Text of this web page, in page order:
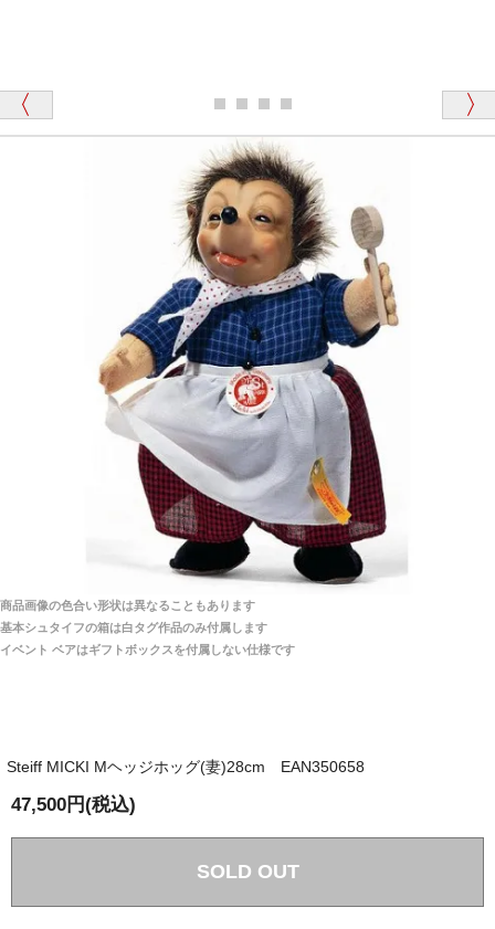
ディベアがいます。
「スクエーカー内蔵」と記載しておりますので、ぜひ
探してみてください。
シュタイフ社製品の実物を見ることはできますか？
当店はネット販売ですので実物をお見せすることが
海外からのお取り寄せと言うことですが、商品はきち
んと届きますか？
ご安心ください！商品は確実にお届けします。
商品は直接海外から届くのですか。受取の際、関税な
どはかかりますか？
商品は全て当店へ入荷させたのち欠品を行いお客様
関税はすべて当店にて処理しますのでお客様のご負担
は一切ありません。
国内で一度検品をしますので、決済確認後、２～４
週間でのお届けとなります。
（稀に、通関手続き等に時間がかかり、納期が遅れる
「前に買ったことがあったお店でしたので」
千葉県 U・Y 様 （女性）
「ChatGPTを利用したところ「くまの小屋」さ
んを紹介され…」
埼玉県 S・W 様
「送られる際にメールなどで届けて頂きとても
安心感がありました」
大阪府 Y・W 様 （男性）
「取り扱っているNetショップで一番信用出来
兵庫県 A・K 様 （女性）
「ベアちゃんの紹介分が丁寧に書かれていたこ
と（いつの作品など）」
商品画像の色合い形状は異なることもあります
基本シュタイフの箱は白タグ作品のみ付属します
イベント ベアはギフトボックスを付属しない仕様です
Steiff MICKI Mヘッジホッグ(妻)28cm EAN350658
47,500円(税込)
SOLD OUT